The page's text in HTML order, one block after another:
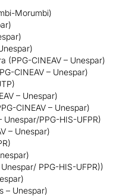
Morumbi)
(PPG-CINEAV – Unespar)
CINEAV – Unespar)
– Unespar)
CINEAV – Unespar)
Unespar/PPG-HIS-UFPR)
– Unespar)
PPG-HIS-UFPR))
– Unespar)